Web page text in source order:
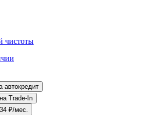
чистоты
на автокредит
на Trade-In
₽/мес.